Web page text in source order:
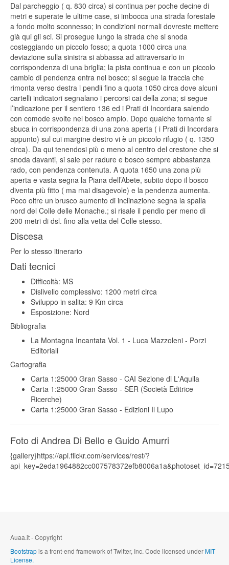
Dal parcheggio ( q. 830 circa) si continua per poche decine di
metri e superate le ultime case, si imbocca una strada forestale
a fondo molto sconnesso; in condizioni normali dovreste mettere
già qui gli sci. Si prosegue lungo la strada che si snoda
costeggiando un piccolo fosso; a quota 1000 circa una
deviazione sulla sinistra si abbassa ad attraversarlo in
corrispondenza di una briglia; la pista continua e con un piccolo
cambio di pendenza entra nel bosco; si segue la traccia che
rimonta verso destra i pendii fino a quota 1050 circa dove alcuni
cartelli indicatori segnalano i percorsi cai della zona; si segue
l’indicazione per il sentiero 136 ed i Prati di Incordara salendo
con comode svolte nel bosco ampio. Dopo qualche tornante si
sbuca in corrispondenza di una zona aperta ( i Prati di Incordara
appunto) sul cui margine destro vi è un piccolo rifugio ( q. 1350
circa). Da qui tenendosi più o meno al centro del crestone che si
snoda davanti, si sale per radure e bosco sempre abbastanza
rado, con pendenza contenuta. A quota 1650 una zona più
aperta e vasta segna la Piana dell’Abete, subito dopo il bosco
diventa più fitto ( ma mai disagevole) e la pendenza aumenta.
Poco oltre un brusco aumento di inclinazione segna la spalla
nord del Colle delle Monache.; si risale il pendio per meno di
200 metri di dsl. fino alla vetta del Colle stesso.
Discesa
Per lo stesso itinerario
Dati tecnici
Difficoltà: MS
Dislivello complessivo: 1200 metri circa
Sviluppo in salita: 9 Km circa
Esposizione: Nord
Bibliografia
La Montagna Incantata Vol. 1 - Luca Mazzoleni - Porzi
Editoriali
Cartografia
Carta 1:25000 Gran Sasso - CAI Sezione di L'Aquila
Carta 1:25000 Gran Sasso - SER (Società Editrice
Ricerche)
Carta 1:25000 Gran Sasso - Edizioni Il Lupo
Foto di Andrea Di Bello e Guido Amurri
{gallery}https://api.flickr.com/services/rest/?
Auaa.it - Copyright
Bootstrapis a front-end framework of Twitter, Inc. Code licensed underMIT
License.